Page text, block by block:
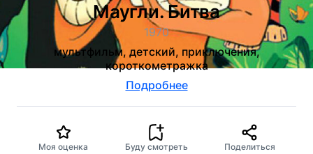
Маугли. Битва
1970
мультфильм, детский, приключения,
короткометражка
Подробнее
Моя оценка Буду смотреть Поделиться